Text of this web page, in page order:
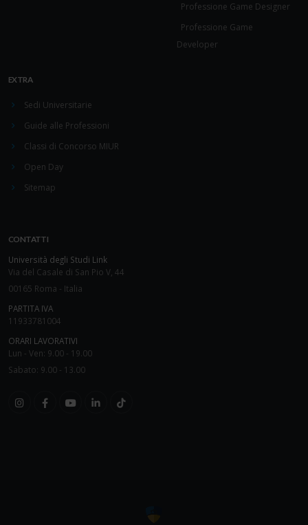
Professione Game Designer
Professione Game
Developer
EXTRA
Sedi Universitarie
Guide alle Professioni
Classi di Concorso MIUR
Open Day
Sitemap
CONTATTI
Università degli Studi Link
Via del Casale di San Pio V, 44
00165 Roma - Italia
PARTITA IVA
11933781004
ORARI LAVORATIVI
Lun - Ven: 9.00 - 19.00
Sabato: 9.00 - 13.00